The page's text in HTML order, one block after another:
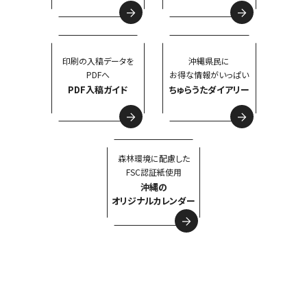
印刷の入稿データを
PDFへ
PDF入稿ガイド
沖縄県民に
お得な情報がいっぱい
ちゅらうたダイアリー
森林環境に配慮した
FSC認証紙使用
沖縄の
オリジナルカレンダー